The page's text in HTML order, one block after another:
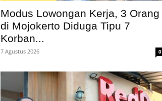
Modus Lowongan Kerja, 3 Orang
di Mojokerto Diduga Tipu 7
Korban...
7 Agustus 2026 0